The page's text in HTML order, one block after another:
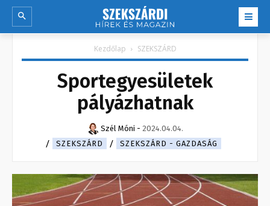
Kezdőlap SZEKSZÁRD
Sportegyesületek
pályázhatnak
Szél Móni - 2024.04.04.
SZEKSZÁRD
SZEKSZÁRD - GAZDASÁG